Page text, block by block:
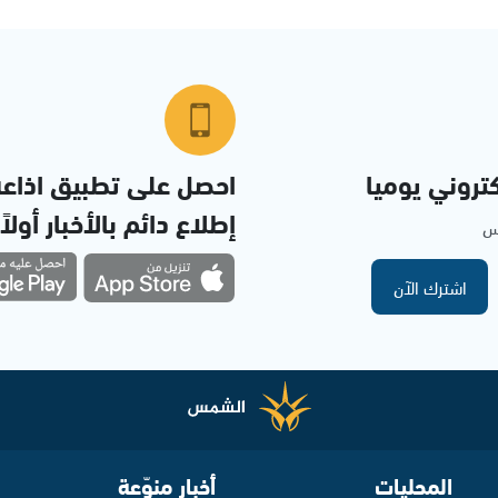
يوميا
اشترك الآن
احصل على تطبيق
إطلاع دائم بالأخبار
المحليات أخبار منوّعة